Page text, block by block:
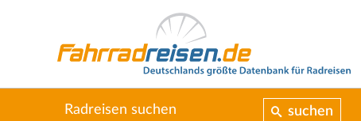
suchen